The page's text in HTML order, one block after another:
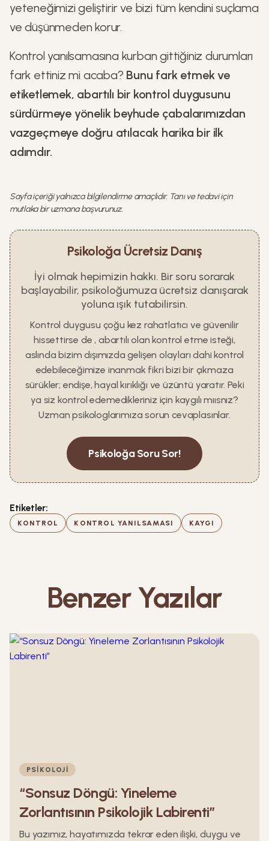
yeteneğimizi geliştirir ve bizi tüm kendini suçlama
ve düşünmeden korur.
Kontrol yanılsamasına kurban gittiğiniz durumları
fark ettiniz mi acaba? Bunu fark etmek ve
etiketlemek, abartılı bir kontrol duygusunu
sürdürmeye yönelik beyhude çabalarımızdan
vazgeçmeye doğru atılacak harika bir ilk
adımdır.
Sayfa içeriği yalnızca bilgilendirme amaçlıdır. Tanı ve tedavi için
mutlaka bir uzmana başvurunuz.
Psikoloğa Ücretsiz Danış
İyi olmak hepimizin hakkı. Bir soru sorarak
başlayabilir, psikoloğumuza ücretsiz danışarak
yoluna ışık tutabilirsin.
Kontrol duygusu çoğu kez rahatlatıcı ve güvenilir
hissettirse de , abartılı olan kontrol etme isteği,
aslında bizim dışımızda gelişen olayları dahi kontrol
edebileceğimize inanmak fikri bizi bir çıkmaza
sürükler; endişe, hayal kırıklığı ve üzüntü yaratır. Peki
ya siz kontrol edemedikleriniz için kaygılı mıısnız?
Uzman psikologlarımıza sorun cevaplasınlar.
Psikoloğa Soru Sor!
Etiketler:
KONTROL KONTROL YANILSAMASI KAYGI
Benzer Yazılar
PSIKOLOJI
“Sonsuz Döngü: Yineleme
Zorlantısının Psikolojik Labirenti”
Bu yazımız, hayatımızda tekrar eden ilişki, duygu ve